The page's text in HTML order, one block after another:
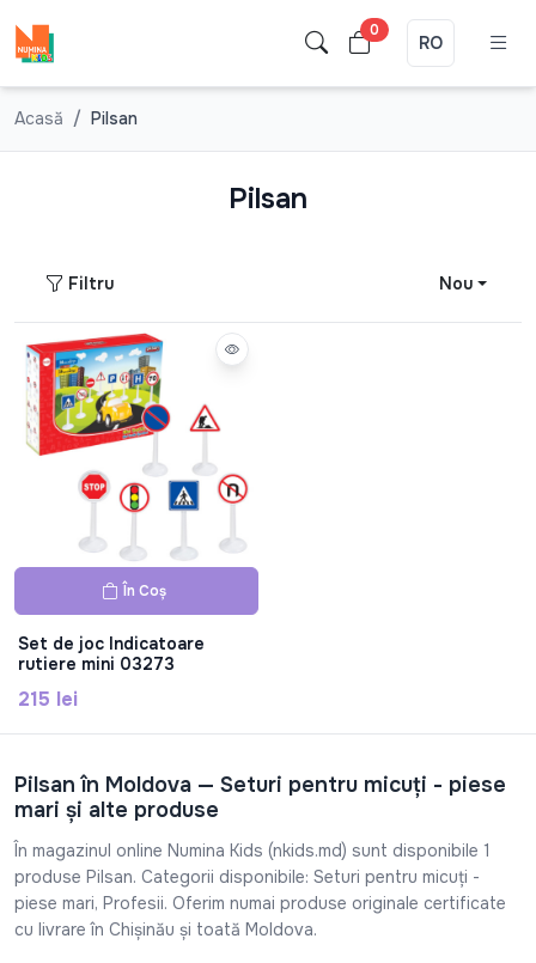
0
RO
Acasă Pilsan
Pilsan
Filtru Nou
În Coș
Set de joc Indicatoare
rutiere mini 03273
215 lei
Pilsan în Moldova — Seturi pentru micuţi - piese
mari și alte produse
În magazinul online Numina Kids (nkids.md) sunt disponibile 1
produse Pilsan. Categorii disponibile: Seturi pentru micuţi -
piese mari, Profesii. Oferim numai produse originale certificate
cu livrare în Chișinău și toată Moldova.